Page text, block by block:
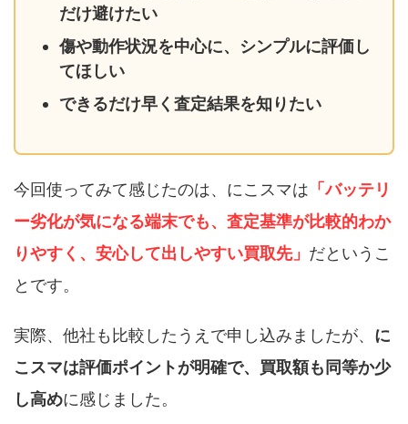
だけ避けたい
傷や動作状況を中心に、シンプルに評価し
てほしい
できるだけ早く査定結果を知りたい
今回使ってみて感じたのは、にこスマは 「バッテリ
ー劣化が気になる端末でも、査定基準が比較的わか
りやすく、安心して出しやすい買取先」 だというこ
とです。
実際、他社も比較したうえで申し込みましたが、 に
こスマは評価ポイントが明確で、買取額も同等か少
し高めに感じました。